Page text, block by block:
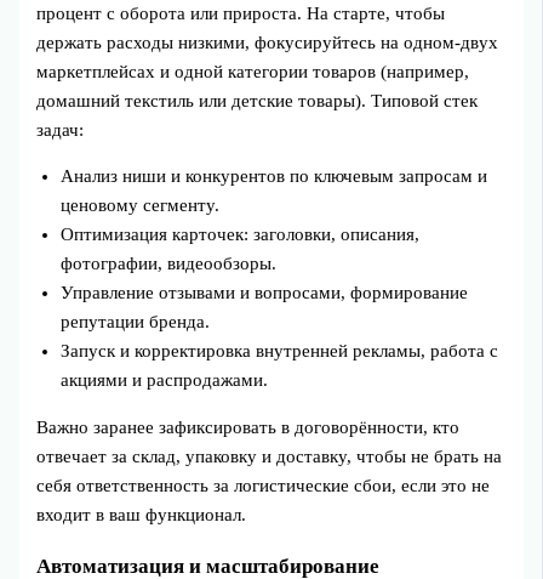
процент с оборота или прироста. На старте, чтобы
держать расходы низкими, фокусируйтесь на одном‑двух
маркетплейсах и одной категории товаров (например,
домашний текстиль или детские товары). Типовой стек
задач:
Анализ ниши и конкурентов по ключевым запросам и
ценовому сегменту.
Оптимизация карточек: заголовки, описания,
фотографии, видеообзоры.
Управление отзывами и вопросами, формирование
репутации бренда.
Запуск и корректировка внутренней рекламы, работа с
акциями и распродажами.
Важно заранее зафиксировать в договорённости, кто
отвечает за склад, упаковку и доставку, чтобы не брать на
себя ответственность за логистические сбои, если это не
входит в ваш функционал.
Автоматизация и масштабирование